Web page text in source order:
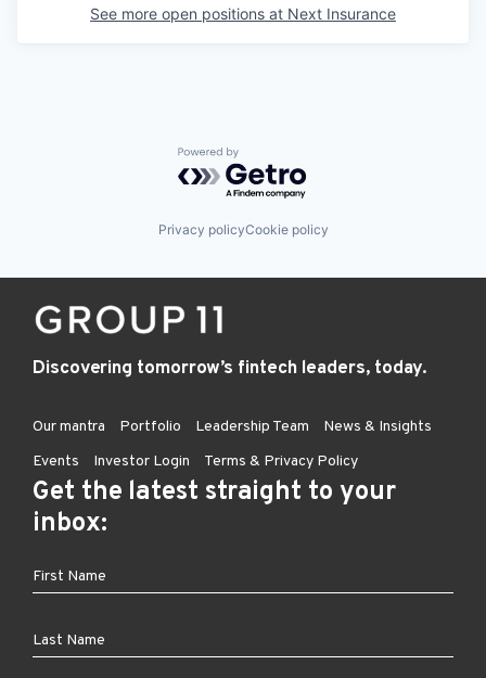
See more open positions at Next Insurance
Powered by Getro.com
Privacy policyCookie policy
Discovering tomorrow’s fintech leaders, today.
Our mantra Portfolio Leadership Team
News & Insights
Events
Investor Login Terms & Privacy Policy
Get the latest straight to your
inbox: